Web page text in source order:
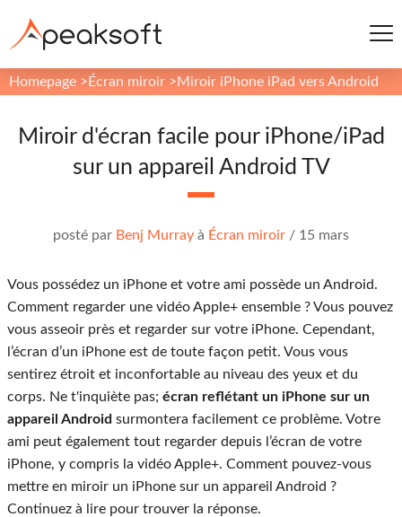
Homepage > Écran miroir > Miroir iPhone iPad vers Android
Miroir d'écran facile pour iPhone/iPad
sur un appareil Android TV
posté par Benj Murray à Écran miroir / 15 mars
Vous possédez un iPhone et votre ami possède un Android.
Comment regarder une vidéo Apple+ ensemble ? Vous pouvez
vous asseoir près et regarder sur votre iPhone. Cependant,
l’écran d’un iPhone est de toute façon petit. Vous vous
sentirez étroit et inconfortable au niveau des yeux et du
corps. Ne t'inquiète pas; écran reflétant un iPhone sur un
appareil Android surmontera facilement ce problème. Votre
ami peut également tout regarder depuis l’écran de votre
iPhone, y compris la vidéo Apple+. Comment pouvez-vous
mettre en miroir un iPhone sur un appareil Android ?
Continuez à lire pour trouver la réponse.